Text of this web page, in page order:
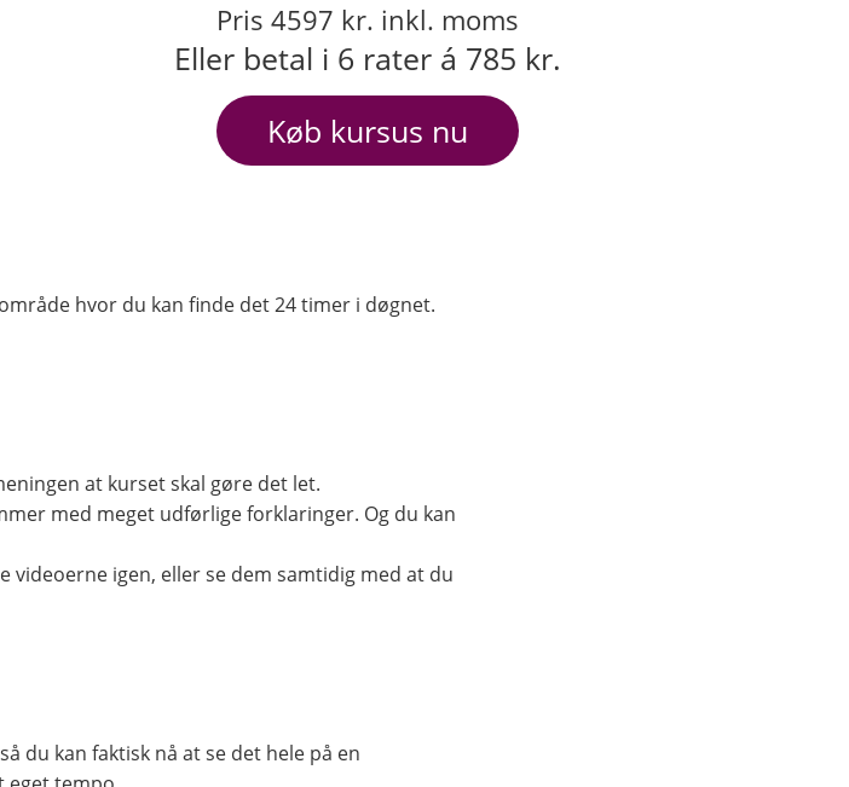
Pris 4597 kr. inkl. moms
Eller betal i 6 rater á 785 kr.
Køb kursus nu
hvor du kan finde det 24 timer i døgnet.
at kurset skal gøre det let.
med meget udførlige forklaringer. Og du kan
videoerne igen, eller se dem samtidig med at du
du kan faktisk nå at se det hele på en